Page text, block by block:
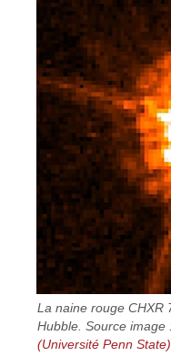
La naine rouge CHXR
Hubble. Source
(Université Penn State)